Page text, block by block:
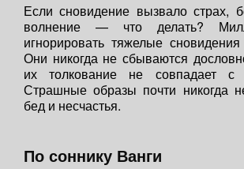
Если сновидение вызвало страх,
волнение — что делать?
игнорировать тяжелые
Они никогда не сбываются
их толкование не совпадает с
Страшные образы почти никогда
бед и несчастья.
По соннику Ванги